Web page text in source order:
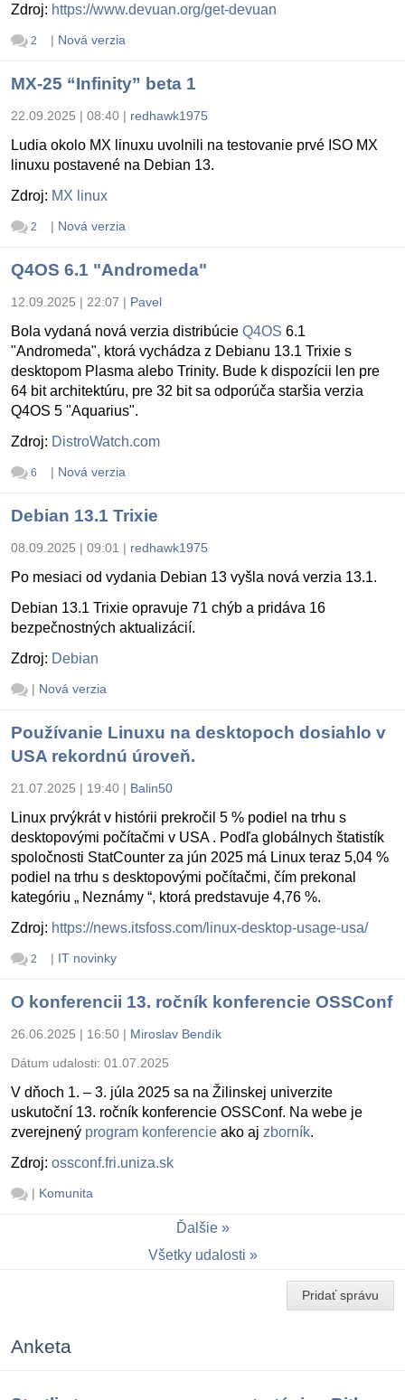
Zdroj: https://www.devuan.org/get-devuan
2 | Nová verzia
MX-25 “Infinity” beta 1
22.09.2025 | 08:40 | redhawk1975
Ludia okolo MX linuxu uvolnili na testovanie prvé ISO MX
linuxu postavené na Debian 13.
Zdroj: MX linux
2 | Nová verzia
Q4OS 6.1 "Andromeda"
12.09.2025 | 22:07 | Pavel
Bola vydaná nová verzia distribúcie Q4OS 6.1
"Andromeda", ktorá vychádza z Debianu 13.1 Trixie s
desktopom Plasma alebo Trinity. Bude k dispozícii len pre
64 bit architektúru, pre 32 bit sa odporúča staršia verzia
Q4OS 5 "Aquarius".
Zdroj: DistroWatch.com
6 | Nová verzia
Debian 13.1 Trixie
08.09.2025 | 09:01 | redhawk1975
Po mesiaci od vydania Debian 13 vyšla nová verzia 13.1.
Debian 13.1 Trixie opravuje 71 chýb a pridáva 16
bezpečnostných aktualizácií.
Zdroj: Debian
| Nová verzia
Používanie Linuxu na desktopoch dosiahlo v
USA rekordnú úroveň.
21.07.2025 | 19:40 | Balin50
Linux prvýkrát v histórii prekročil 5 % podiel na trhu s
desktopovými počítačmi v USA . Podľa globálnych štatistík
spoločnosti StatCounter za jún 2025 má Linux teraz 5,04 %
podiel na trhu s desktopovými počítačmi, čím prekonal
kategóriu „ Neznámy “, ktorá predstavuje 4,76 %.
Zdroj: https://news.itsfoss.com/linux-desktop-usage-usa/
2 | IT novinky
O konferencii 13. ročník konferencie OSSConf
26.06.2025 | 16:50 | Miroslav Bendík
Dátum udalosti: 01.07.2025
V dňoch 1. – 3. júla 2025 sa na Žilinskej univerzite
uskutoční 13. ročník konferencie OSSConf. Na webe je
zverejnený program konferencie ako aj zborník.
Zdroj: ossconf.fri.uniza.sk
| Komunita
Ďalšie
Všetky udalosti
Pridať správu
Anketa